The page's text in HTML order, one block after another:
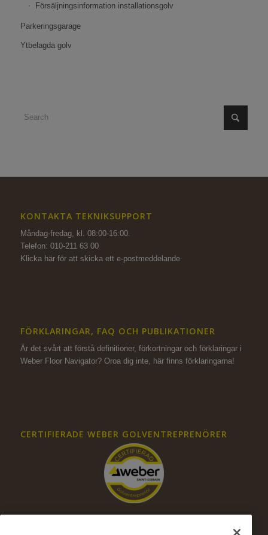
Försäljningsinformation installationsgolv
Parkeringsgarage
Ytbelagda golv
KONTAKTA TEKNIKSUPPORT
Måndag-fredag, kl. 08:00-16:00.
Telefon: 010-211 63 00
Klicka här för att skicka ett e-postmeddelande
FÖRKLARINGAR, FAQ OCH PUBLIKATIONER
Är det svårt att förstå definitioner, förkortningar och förklaringar i
Weber Floor Navigator? Oroa dig inte, här finns förklaringarna!
CERTIFIERADE WEBER GOLVENTREPRENÖRER